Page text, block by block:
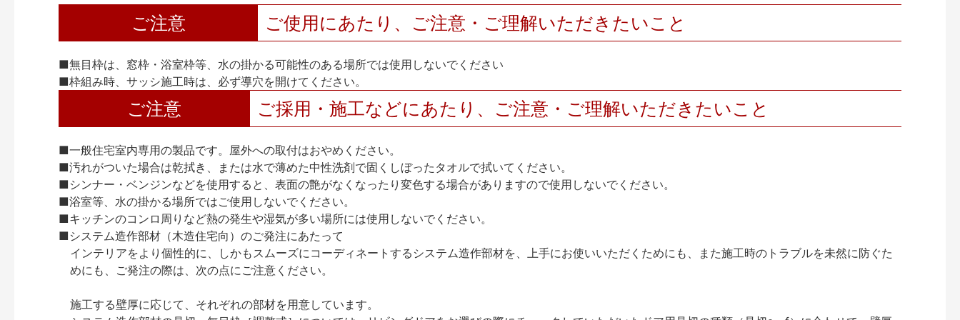
ご注意 ご使用にあたり、ご注意・ご理解いただきたいこと
■無目枠は、窓枠・浴室枠等、水の掛かる可能性のある場所では使用しないでください
■枠組み時、サッシ施工時は、必ず導穴を開けてください。
ご注意 ご採用・施工などにあたり、ご注意・ご理解いただきたいこと
■一般住宅室内専用の製品です。屋外への取付はおやめください。
■汚れがついた場合は乾拭き、または水で薄めた中性洗剤で固くしぼったタオルで拭いてください。
■シンナー・ベンジンなどを使用すると、表面の艶がなくなったり変色する場合がありますので使用しないでください。
■浴室等、水の掛かる場所ではご使用しないでください。
■キッチンのコンロ周りなど熱の発生や湿気が多い場所には使用しないでください。
■システム造作部材（木造住宅向）のご発注にあたって
インテリアをより個性的に、しかもスムーズにコーディネートするシステム造作部材を、上手にお使いいただくためにも、また施工時のトラブルを未然に防ぐた
めにも、ご発注の際は、次の点にご注意ください。
施工する壁厚に応じて、それぞれの部材を用意しています。